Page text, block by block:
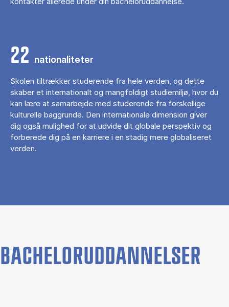
22 nationaliteter
Skolen tiltrækker studerende fra hele verden, og dette
skaber et internationalt og mangfoldigt studiemiljø, hvor du
kan lære at samarbejde med studerende fra forskellige
kulturelle baggrunde. Den internationale dimension giver
dig også mulighed for at udvide dit globale perspektiv og
forberede dig på en karriere i en stadig mere globaliseret
verden.
BACHELORUDDANNELSER